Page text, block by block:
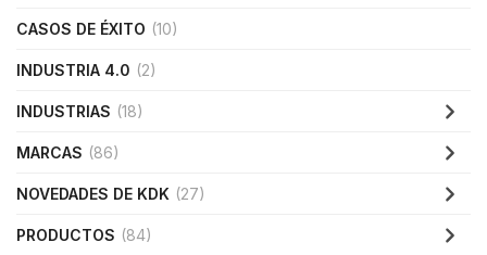
CASOS DE ÉXITO (10)
INDUSTRIA 4.0 (2)
INDUSTRIAS (18)
MARCAS (86)
NOVEDADES DE KDK (27)
PRODUCTOS (84)